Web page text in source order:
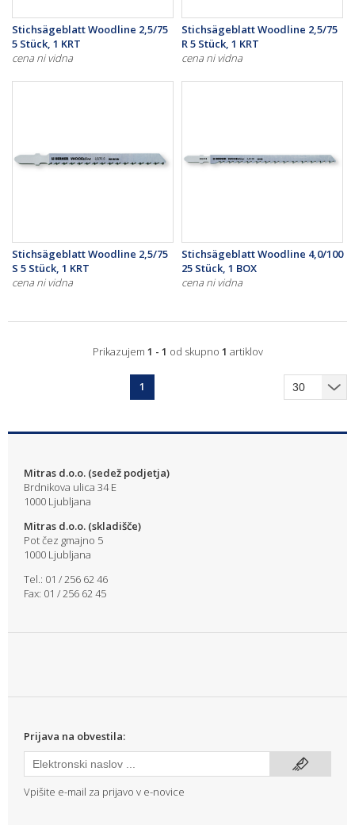
Stichsägeblatt Woodline 2,5/75
5 Stück, 1 KRT
cena ni vidna
Stichsägeblatt Woodline 2,5/75
R 5 Stück, 1 KRT
cena ni vidna
Stichsägeblatt Woodline 2,5/75
S 5 Stück, 1 KRT
cena ni vidna
Stichsägeblatt Woodline 4,0/100
25 Stück, 1 BOX
cena ni vidna
Prikazujem 1 - 1 od skupno 1 artiklov
1
Mitras d.o.o. (sedež podjetja)
Brdnikova ulica 34 E
1000 Ljubljana
Mitras d.o.o. (skladišče)
Pot čez gmajno 5
1000 Ljubljana
Tel.: 01 / 256 62 46
Fax: 01 / 256 62 45
Prijava na obvestila:
Vpišite e-mail za prijavo v e-novice